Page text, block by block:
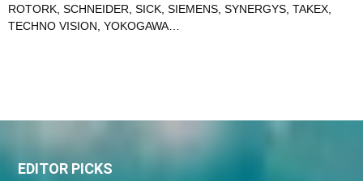
ROTORK, SCHNEIDER, SICK, SIEMENS, SYNERGYS, TAKEX,
TECHNO VISION, YOKOGAWA…
EDITOR PICKS